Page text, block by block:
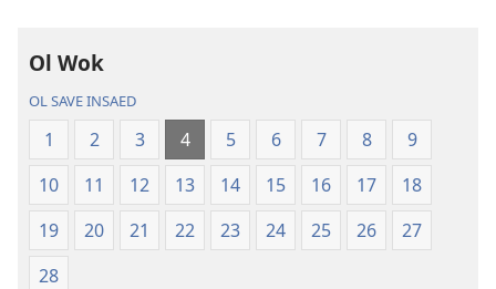
Niu
Wol
Translesen
Ol Wok
OL SAVE INSAED
1 2 3 4 5 6 7 8
9
10
11 12 13 14 15 16 17
18
19
20 21 22 23 24 25 26
27
28